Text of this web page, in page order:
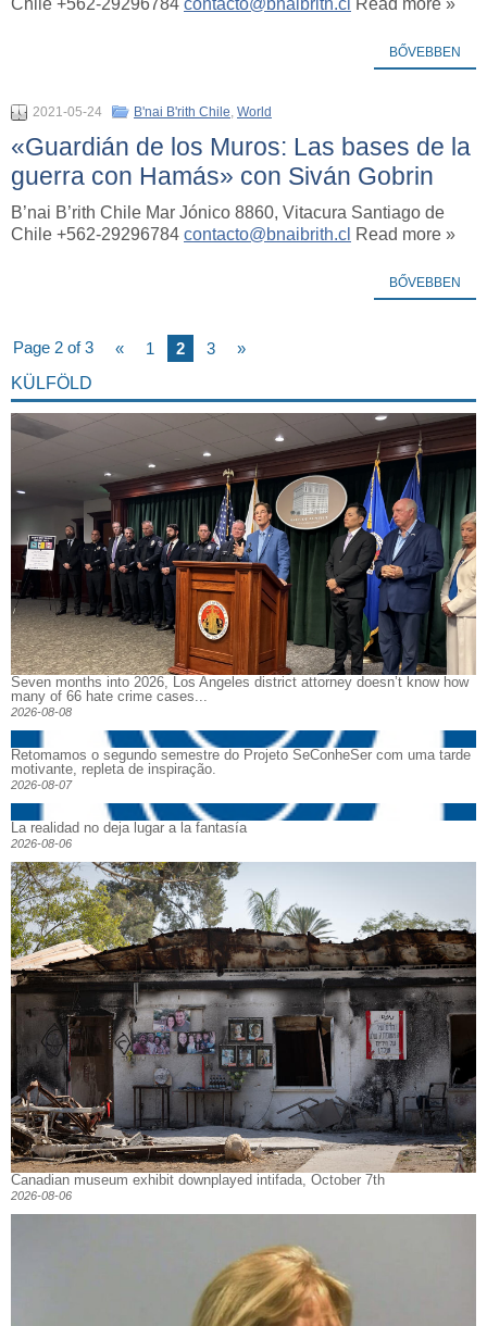
Chile +562-29296784 contacto@bnaibrith.cl Read more »
BŐVEBBEN
2021-05-24 B'nai B'rith Chile, World
«Guardián de los Muros: Las bases de la
guerra con Hamás» con Siván Gobrin
B’nai B’rith Chile Mar Jónico 8860, Vitacura Santiago de
Chile +562-29296784 contacto@bnaibrith.cl Read more »
BŐVEBBEN
Page 2 of 3 « 1 2 3
»
KÜLFÖLD
Seven months into 2026, Los Angeles district attorney doesn’t know how
many of 66 hate crime cases...
2026-08-08
Retomamos o segundo semestre do Projeto SeConheSer com uma tarde
motivante, repleta de inspiração.
2026-08-07
La realidad no deja lugar a la fantasía
2026-08-06
Canadian museum exhibit downplayed intifada, October 7th
2026-08-06